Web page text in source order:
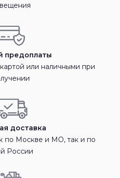
предоплаты
или наличными при
доставка
по Москве и МО, так и по
России